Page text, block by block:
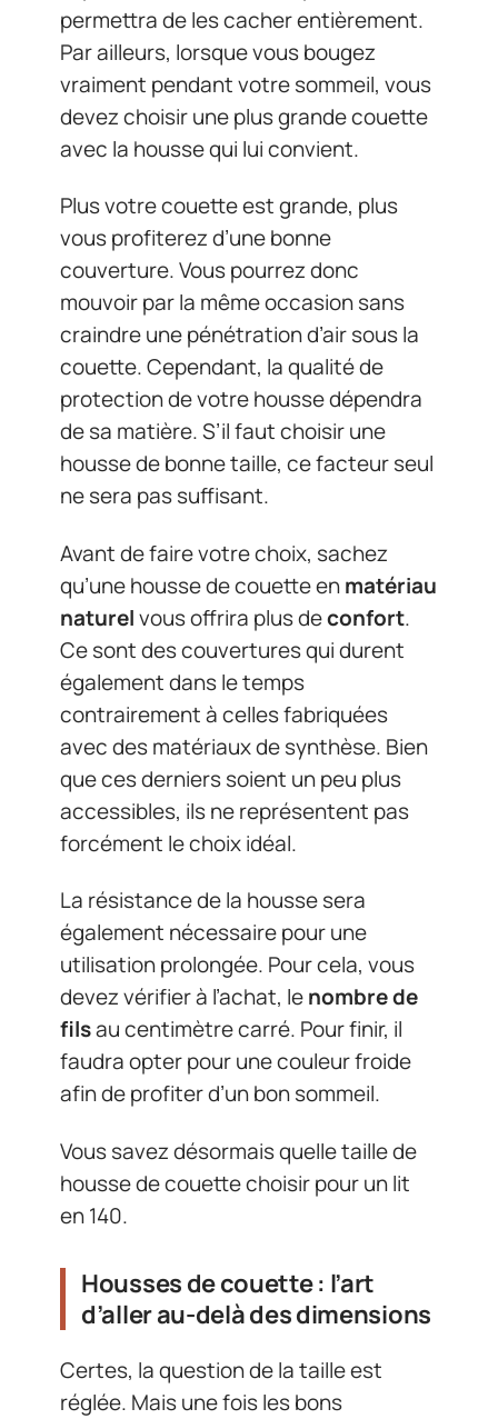
permettra de les cacher entièrement.
Par ailleurs, lorsque vous bougez
vraiment pendant votre sommeil, vous
devez choisir une plus grande couette
avec la housse qui lui convient.
Plus votre couette est grande, plus
vous profiterez d’une bonne
couverture. Vous pourrez donc
mouvoir par la même occasion sans
craindre une pénétration d’air sous la
couette. Cependant, la qualité de
protection de votre housse dépendra
de sa matière. S’il faut choisir une
housse de bonne taille, ce facteur seul
ne sera pas suffisant.
Avant de faire votre choix, sachez
qu’une housse de couette enmatériau
naturelvous offrira plus deconfort.
Ce sont des couvertures qui durent
également dans le temps
contrairement à celles fabriquées
avec des matériaux de synthèse. Bien
que ces derniers soient un peu plus
accessibles, ils ne représentent pas
forcément le choix idéal.
La résistance de la housse sera
également nécessaire pour une
utilisation prolongée. Pour cela, vous
devez vérifier à l’achat, lenombre de
filsau centimètre carré. Pour finir, il
faudra opter pour une couleur froide
afin de profiter d’un bon sommeil.
Vous savez désormais quelle taille de
housse de couette choisir pour un lit
en 140.
Housses de couette : l’art
d’aller au-delà des dimensions
Certes, la question de la taille est
réglée. Mais une fois les bons